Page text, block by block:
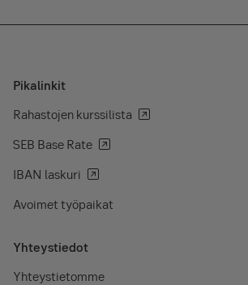
Pikalinkit
Rahastojen kurssilista
SEB Base Rate
IBAN laskuri
Avoimet työpaikat
Yhteystiedot
Yhteystietomme